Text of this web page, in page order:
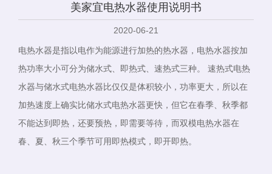
美家宜电热水器使用说明书
2020-06-21
电热水器是指以电作为能源进行加热的热水器，电热水器按加
热功率大小可分为储水式、即热式、速热式三种。 速热式电热
水器与储水式电热水器比仅仅是体积较小，功率更大，所以在
加热速度上确实比储水式电热水器更快，但它在春季、秋季都
不能达到即热，还要预热，即需要等待，而双模电热水器在
春、夏、秋三个季节可用即热模式，即开即热。